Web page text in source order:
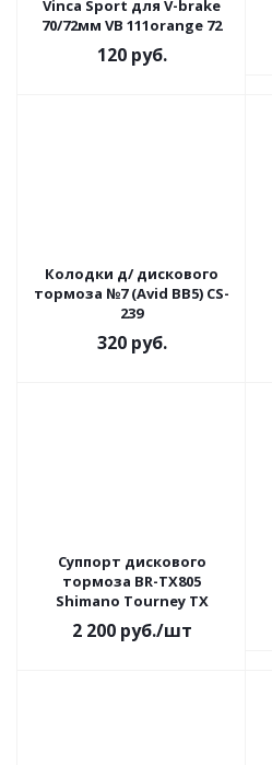
Vinca Sport для V-brake
70/72мм VB 111orange 72
120руб.
Колодки д/ дискового
тормоза №7 (Avid BB5) CS-
239
320руб.
Суппорт дискового
тормоза BR-TX805
Shimano Tourney TX
2 200руб./шт